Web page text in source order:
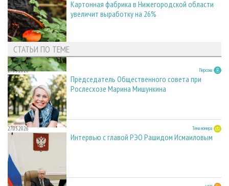
Картонная фабрика в Нижегородской области
увеличит выработку на 26%
СТАТЬИ ПО ТЕМЕ
27.05.2026 Персона
Председатель Общественного совета при
Рослесхозе Марина Мишункина
27.05.2026 Тема номера
Интервью с главой РЭО Рашидом Исмаиловым